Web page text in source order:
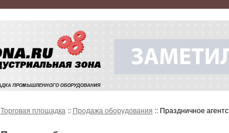
Торговая площадка:: Продажа оборудования :: Праздничное